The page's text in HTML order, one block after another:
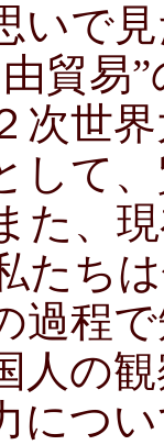
いで
貿易
次世
して
た、
たち
程
人の
につ